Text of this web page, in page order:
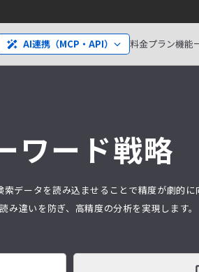
料金プラン機能
AI連携（MCP・API）
ワード戦略
データを読み込ませることで精度が劇的に
違いを防ぎ、高精度の分析を実現します。